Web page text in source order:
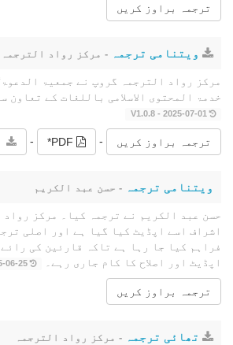
ترجمہ براوز کریں
ویتنامی ترجمہ - مرکز رواد الترجمہ
مرکز رواد الترجمہ گروپ نے جمعیۃ
خدمۃ المحتوى الاسلامی باللغات کے تعاون
2025-07-01 - V1.0.8
ترجمہ براوز کریں -
-
ویتنامی ترجمہ - حسن عبد الکریم
حسن عبد الکریم نے ترجمہ کیا۔ مرکز رواد
اشراف اسے اپڈیٹ کیا گیا ہے اور اصلی
فراہم کیا جا رہا ہے تاکہ قارئین کی
اپڈیٹ اور اصلاح کا کام جاری رہے۔
2025-06-25 - V1.0.1
ترجمہ براوز کریں
تھائی ترجمہ - مرکز رواد الترجمہ